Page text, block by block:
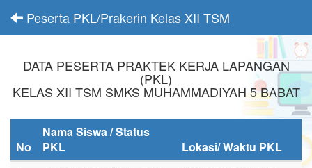
Peserta PKL/Prakerin Kelas XII TSM
DATA PESERTA PRAKTEK KERJA LAPANGAN
(PKL)
KELAS XII TSM SMKS MUHAMMADIYAH 5 BABAT
No
Nama Siswa / Status
PKL
Lokasi/ Waktu PKL